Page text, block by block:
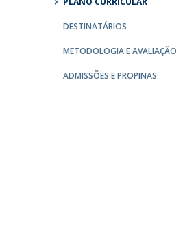
Católica Research Centre for
Social Wellbeing
DESTINATÁRIOS
METODOLOGIA E AVALIAÇÃO
ADMISSÕES E PROPINAS